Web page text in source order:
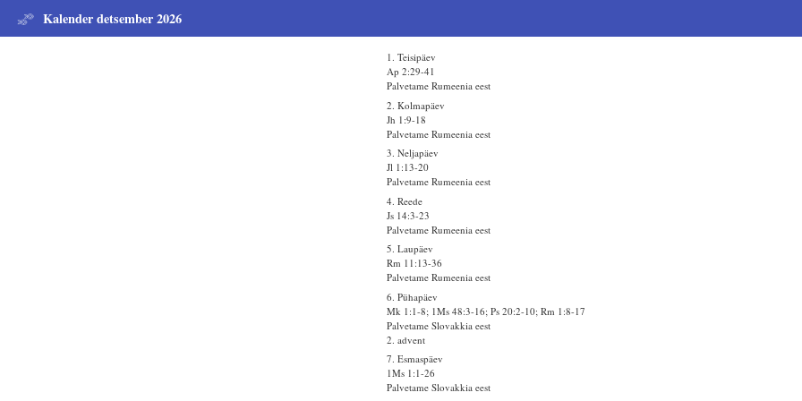
Kalender detsember 2026
1. Teisipäev
Ap 2:29-41
Palvetame Rumeenia eest
2. Kolmapäev
Jh 1:9-18
Palvetame Rumeenia eest
3. Neljapäev
Jl 1:13-20
Palvetame Rumeenia eest
4. Reede
Js 14:3-23
Palvetame Rumeenia eest
5. Laupäev
Rm 11:13-36
Palvetame Rumeenia eest
6. Pühapäev
Mk 1:1-8; 1Ms 48:3-16; Ps 20:2-10; Rm 1:8-17
Palvetame Slovakkia eest
2. advent
7. Esmaspäev
1Ms 1:1-26
Palvetame Slovakkia eest